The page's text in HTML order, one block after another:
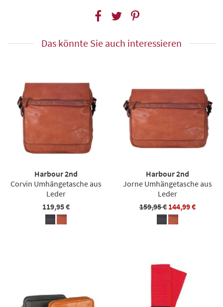
Das könnte Sie auch interessieren
Harbour 2nd
Corvin Umhängetasche aus
Leder
119,95 €
Harbour 2nd
Jorne Umhängetasche aus
Leder
159,95 € 144,99 €